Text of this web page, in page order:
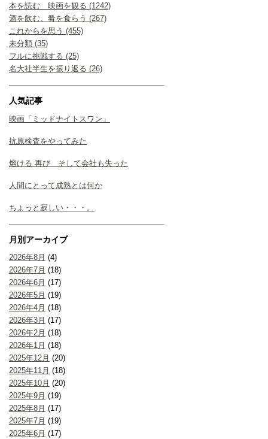
本を読む 映画を観る (1242)
酒を飲む、肴を食らう (267)
これからを思う (455)
未分類 (35)
フルに挑戦する (25)
名大社半生を振り返る (26)
人気記事
映画「ミッドナイトスワン」
抗原検査をやってみた
熔ける 再び そして会社も失った
人間にとって成熟とは何か
ちょっと寂しい・・・。
月別アーカイブ
2026年8月 (4)
2026年7月 (18)
2026年6月 (17)
2026年5月 (19)
2026年4月 (18)
2026年3月 (17)
2026年2月 (18)
2026年1月 (18)
2025年12月 (20)
2025年11月 (18)
2025年10月 (20)
2025年9月 (19)
2025年8月 (17)
2025年7月 (19)
2025年6月 (17)